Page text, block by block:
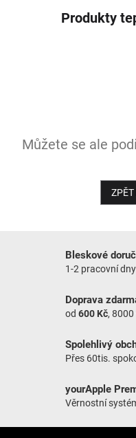
Produkty
Můžete se ale
ZPĚT
Bleskové
1-2 pracovní dny
Doprava
od 600 Kč,
Spolehlivý
Přes 60tis.
yourApple
Věrnostní